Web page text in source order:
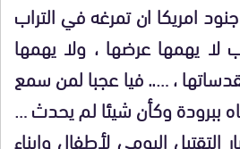
امريكا ان تمرغه في التراب
لا يهمها عرضها ، ولا يهمها
، ….. فيا عجبا لمن سمع
ببرودة وكأن شيئا لم يحدث …
التقتيل اليومي لأطفال وابناء